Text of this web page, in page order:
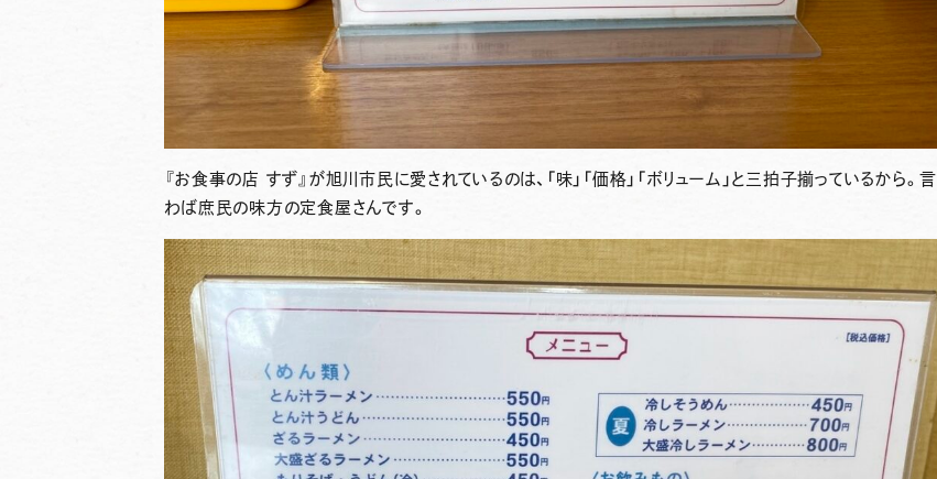
『お食事の店 すず』 が旭川市民に愛されているのは、「味」「価格」「ボリューム」と三拍子揃っているから。言
わば庶民の味方の定食屋さんです。